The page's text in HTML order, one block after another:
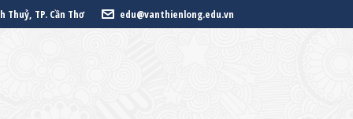
Thuỷ, TP. Cần Thơ edu@vanthienlong.edu.vn